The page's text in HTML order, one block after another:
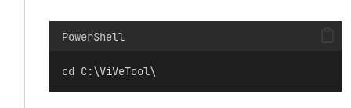
PowerShell
cd C:\ViVeTool\